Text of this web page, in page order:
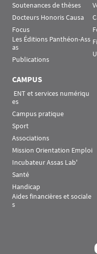
Soutenances de thèses
Docteurs Honoris Causa
Focus
Les Éditions Panthéon-Ass
as
Publications
CAMPUS
es
Campus pratique
Sport
Associations
Mission Orientation Emploi
Incubateur Assas Lab'
Santé
Handicap
Aides financières et sociale
s